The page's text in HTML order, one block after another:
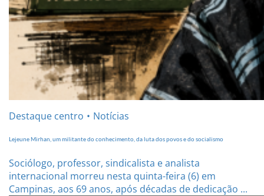
Destaque centro Notícias
Lejeune Mirhan, um militante do conhecimento, da luta dos povos e do socialismo
Sociólogo, professor, sindicalista e analista
internacional morreu nesta quinta-feira (6) em
Campinas, aos 69 anos, após décadas de dedicação ...